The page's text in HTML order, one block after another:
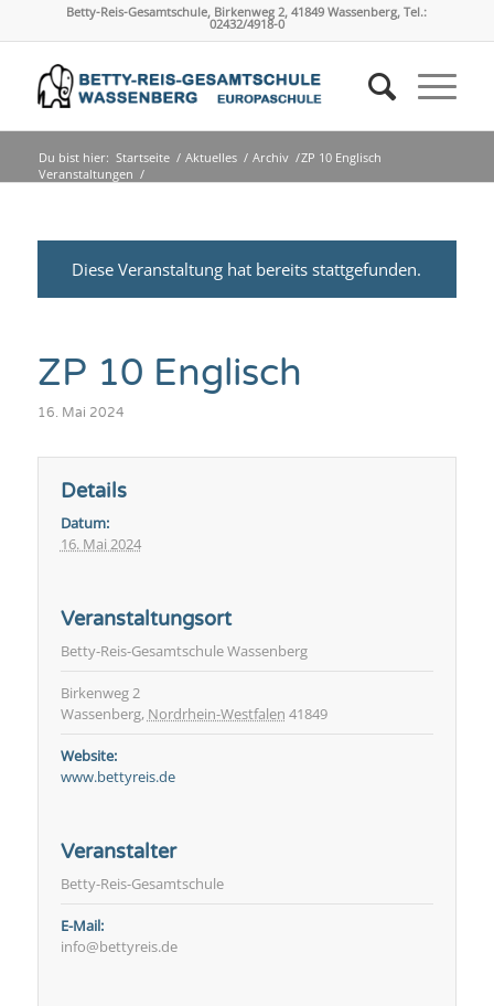
Betty-Reis-Gesamtschule, Birkenweg 2, 41849 Wassenberg, Tel.:
02432/4918-0
Du bist hier: Startseite / Aktuelles / Archiv /
Veranstaltungen /
ZP 10 Englisch
Diese Veranstaltung hat bereits stattgefunden.
ZP 10 Englisch
16. Mai 2024
Details
Datum:
16. Mai 2024
Veranstaltungsort
Betty-Reis-Gesamtschule Wassenberg
Birkenweg 2
Wassenberg, Nordrhein-Westfalen 41849
Website:
www.bettyreis.de
Veranstalter
Betty-Reis-Gesamtschule
E-Mail:
info@bettyreis.de